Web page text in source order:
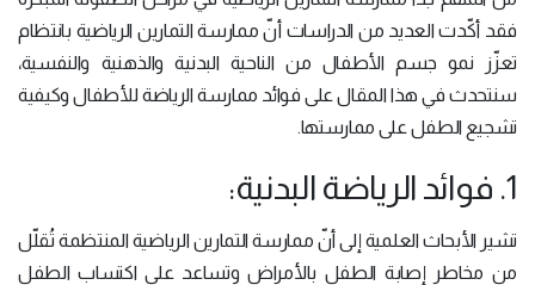
فقد أكّدت العديد من الدراسات أنّ ممارسة التمارين الرياضية بانتظام
تعزّز نمو جسم الأطفال من الناحية البدنية والذهنية والنفسية،
سنتحدث في هذا المقال على فوائد ممارسة الرياضة للأطفال وكيفية
تشجيع الطفل على ممارستها.
1. فوائد الرياضة البدنية:
تشير الأبحاث العلمية إلى أنّ ممارسة التمارين الرياضية المنتظمة تُقلّل
من مخاطر إصابة الطفل بالأمراض وتساعد على اكتساب الطفل